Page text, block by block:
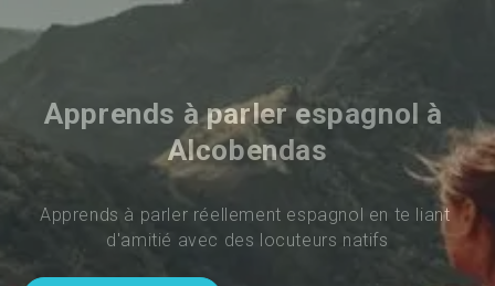
Apprends à parler espagnol à
Alcobendas
Apprends à parler réellement espagnol en te liant
d'amitié avec des locuteurs natifs